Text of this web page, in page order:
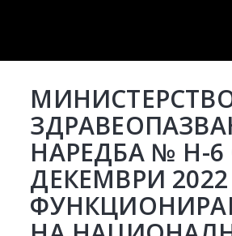
НАРЕДБА № Н-6
ДЕКЕМВРИ 2022